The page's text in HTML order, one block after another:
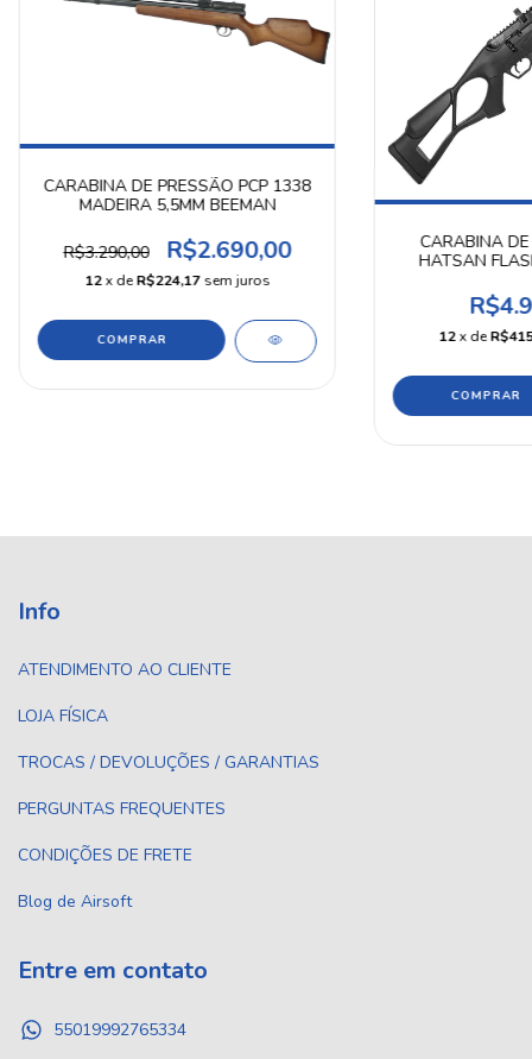
CARABINA DE PRESSÃO PCP 1338
MADEIRA 5,5MM BEEMAN
R$3.290,00 R$2.690,00
12x deR$224,17 sem juros
CARABINA
HATSAN
12x de
Info
ATENDIMENTO AO CLIENTE
LOJA FÍSICA
TROCAS / DEVOLUÇÕES / GARANTIAS
PERGUNTAS FREQUENTES
CONDIÇÕES DE FRETE
Blog de Airsoft
Entre em contato
55019992765334